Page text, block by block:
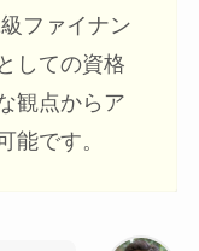
ファイナン
しての資格
観点からア
能です。